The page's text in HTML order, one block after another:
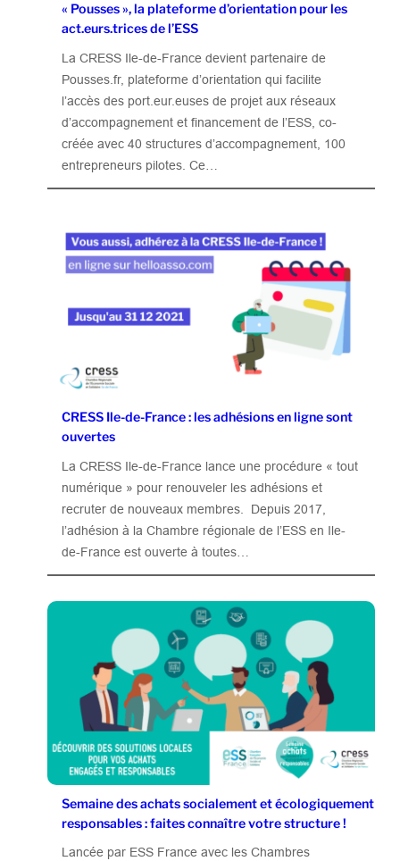
« Pousses », la plateforme d’orientation pour les
act.eurs.trices de l’ESS
La CRESS Ile-de-France devient partenaire de
Pousses.fr, plateforme d’orientation qui facilite
l’accès des port.eur.euses de projet aux réseaux
d’accompagnement et financement de l’ESS, co-
créée avec 40 structures d’accompagnement, 100
entrepreneurs pilotes. Ce…
CRESS Ile-de-France : les adhésions en ligne sont
ouvertes
La CRESS Ile-de-France lance une procédure « tout
numérique » pour renouveler les adhésions et
recruter de nouveaux membres. Depuis 2017,
l’adhésion à la Chambre régionale de l’ESS en Ile-
de-France est ouverte à toutes…
Semaine des achats socialement et écologiquement
responsables : faites connaître votre structure !
Lancée par ESS France avec les Chambres